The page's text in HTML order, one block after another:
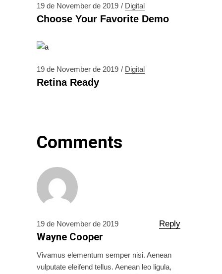
19 de November de 2019 Digital
Choose Your Favorite Demo
19 de November de 2019 Digital
Retina Ready
Comments
19 de November de 2019 Reply
Wayne Cooper
Vivamus elementum semper nisi. Aenean
vulputate eleifend tellus. Aenean leo ligula,